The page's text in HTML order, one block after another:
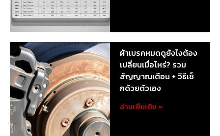
ผ้าเบรคหมดดูยังไงต้อง
เปลี่ยนเมื่อไหร่? รวม
สัญญาณเตือน + วิธีเช็
กด้วยตัวเอง
อ่านเพิ่มเติม »